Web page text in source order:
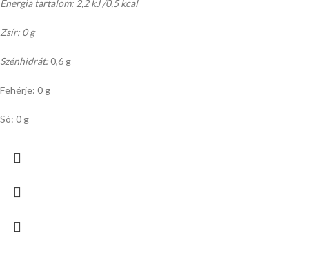
Energia tartalom: 2,2 kJ /0,5 kcal
Zsír: 0 g
Szénhidrát:0,6 g
Fehérje: 0 g
Só: 0 g